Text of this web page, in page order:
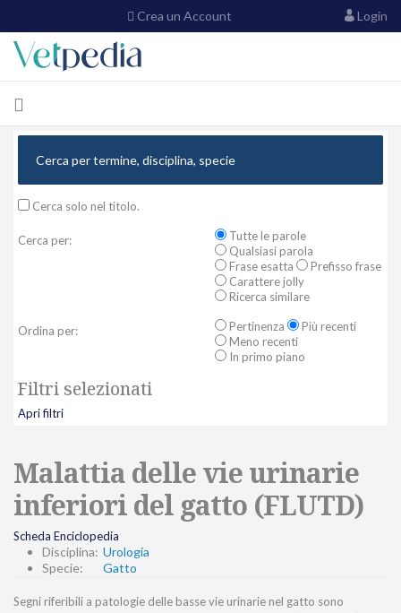
Crea un Account Login
Cerca solo nel titolo.
Cerca per:
Tutte le parole
Qualsiasi parola
Frase esatta
Prefisso frase
Carattere jolly
Ricerca similare
Ordina per: Pertinenza
Più recenti
Meno recenti
In primo piano
Filtri selezionati
Apri filtri
Malattia delle vie urinarie
inferiori del gatto (FLUTD)
Scheda Enciclopedia
Disciplina: Urologia
Specie:
Gatto
Segni riferibili a patologie delle basse vie urinarie nel gatto sono